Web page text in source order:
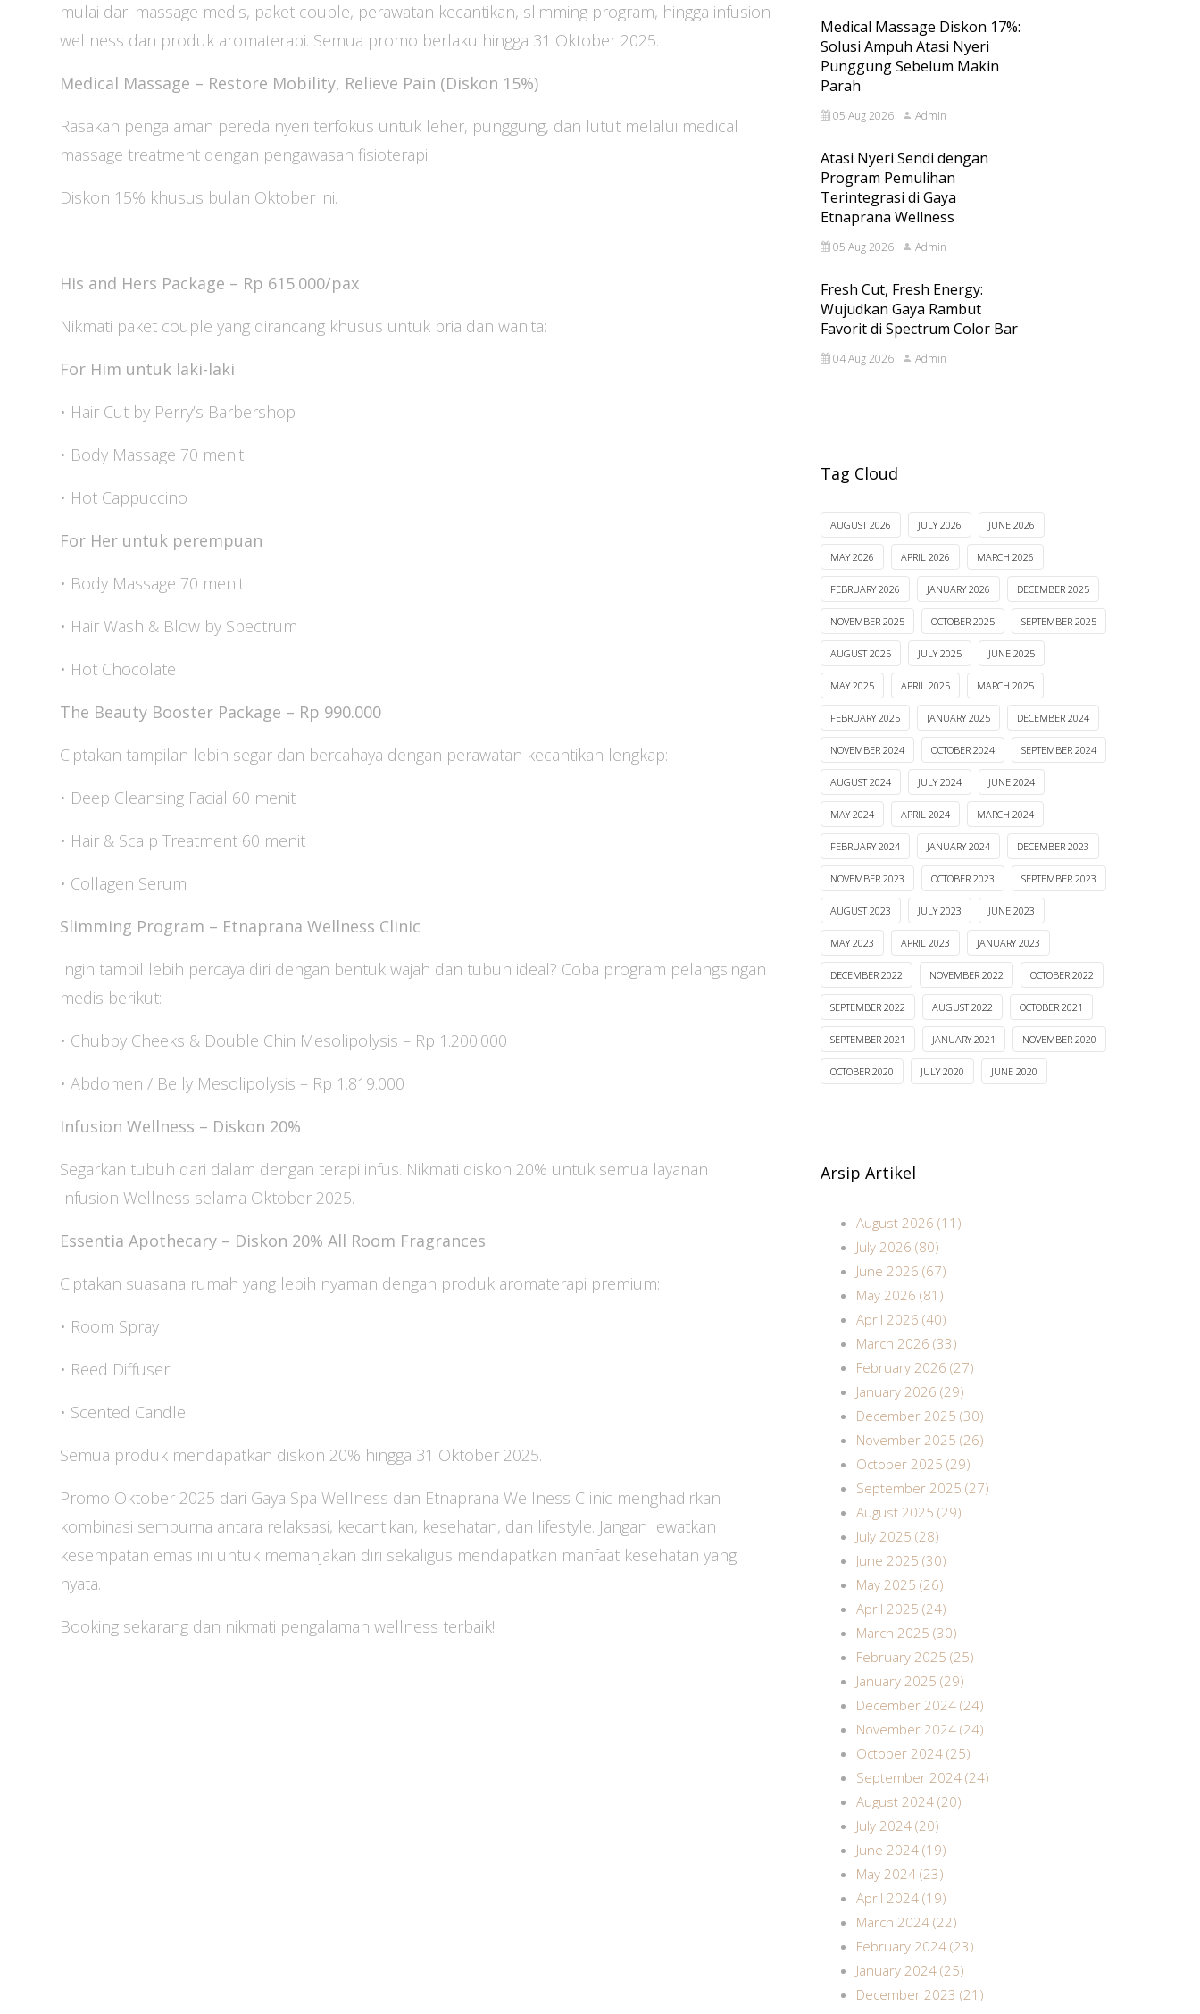
mulai dari massage medis, paket couple, perawatan kecantikan, slimming program, hingga infusion
wellness dan produk aromaterapi. Semua promo berlaku hingga 31 Oktober 2025.
Medical Massage – Restore Mobility, Relieve Pain (Diskon 15%)
Rasakan pengalaman pereda nyeri terfokus untuk leher, punggung, dan lutut melalui medical
massage treatment dengan pengawasan fisioterapi.
Diskon 15% khusus bulan Oktober ini.
His and Hers Package – Rp 615.000/pax
Nikmati paket couple yang dirancang khusus untuk pria dan wanita:
For Him untuk laki-laki
• Hair Cut by Perry’s Barbershop
• Body Massage 70 menit
• Hot Cappuccino
For Her untuk perempuan
• Body Massage 70 menit
• Hair Wash & Blow by Spectrum
• Hot Chocolate
The Beauty Booster Package – Rp 990.000
Ciptakan tampilan lebih segar dan bercahaya dengan perawatan kecantikan lengkap:
• Deep Cleansing Facial 60 menit
• Hair & Scalp Treatment 60 menit
• Collagen Serum
Slimming Program – Etnaprana Wellness Clinic
Ingin tampil lebih percaya diri dengan bentuk wajah dan tubuh ideal? Coba program pelangsingan
medis berikut:
• Chubby Cheeks & Double Chin Mesolipolysis – Rp 1.200.000
• Abdomen / Belly Mesolipolysis – Rp 1.819.000
Infusion Wellness – Diskon 20%
Segarkan tubuh dari dalam dengan terapi infus. Nikmati diskon 20% untuk semua layanan
Infusion Wellness selama Oktober 2025.
Essentia Apothecary – Diskon 20% All Room Fragrances
Ciptakan suasana rumah yang lebih nyaman dengan produk aromaterapi premium:
• Room Spray
• Reed Diffuser
• Scented Candle
Semua produk mendapatkan diskon 20% hingga 31 Oktober 2025.
Promo Oktober 2025 dari Gaya Spa Wellness dan Etnaprana Wellness Clinic menghadirkan
kombinasi sempurna antara relaksasi, kecantikan, kesehatan, dan lifestyle. Jangan lewatkan
kesempatan emas ini untuk memanjakan diri sekaligus mendapatkan manfaat kesehatan yang
nyata.
Booking sekarang dan nikmati pengalaman wellness terbaik!
Medical Massage Diskon 17%:
Solusi Ampuh Atasi Nyeri
Punggung Sebelum Makin
Parah
05 Aug 2026 Admin
Atasi Nyeri Sendi dengan
Program Pemulihan
Terintegrasi di Gaya
Etnaprana Wellness
05 Aug 2026 Admin
Fresh Cut, Fresh Energy:
Wujudkan Gaya Rambut
Favorit di Spectrum Color Bar
04 Aug 2026 Admin
Tag Cloud
AUGUST 2026 JULY 2026 JUNE 2026
MAY 2026 APRIL 2026 MARCH 2026
FEBRUARY 2026 JANUARY 2026 DECEMBER 2025
NOVEMBER 2025 OCTOBER 2025 SEPTEMBER 2025
AUGUST 2025 JULY 2025 JUNE 2025
MAY 2025 APRIL 2025 MARCH 2025
FEBRUARY 2025 JANUARY 2025 DECEMBER 2024
NOVEMBER 2024 OCTOBER 2024 SEPTEMBER 2024
AUGUST 2024 JULY 2024 JUNE 2024
MAY 2024 APRIL 2024 MARCH 2024
FEBRUARY 2024 JANUARY 2024 DECEMBER 2023
NOVEMBER 2023 OCTOBER 2023 SEPTEMBER 2023
AUGUST 2023 JULY 2023 JUNE 2023
MAY 2023 APRIL 2023 JANUARY 2023
DECEMBER 2022 NOVEMBER 2022 OCTOBER 2022
SEPTEMBER 2022 AUGUST 2022 OCTOBER 2021
SEPTEMBER 2021 JANUARY 2021 NOVEMBER 2020
OCTOBER 2020 JULY 2020 JUNE 2020
Arsip Artikel
August 2026 (11)
July 2026 (80)
June 2026 (67)
May 2026 (81)
April 2026 (40)
March 2026 (33)
February 2026 (27)
January 2026 (29)
December 2025 (30)
November 2025 (26)
October 2025 (29)
September 2025 (27)
August 2025 (29)
July 2025 (28)
June 2025 (30)
May 2025 (26)
April 2025 (24)
March 2025 (30)
February 2025 (25)
January 2025 (29)
December 2024 (24)
November 2024 (24)
October 2024 (25)
September 2024 (24)
August 2024 (20)
July 2024 (20)
June 2024 (19)
May 2024 (23)
April 2024 (19)
March 2024 (22)
February 2024 (23)
January 2024 (25)
December 2023 (21)